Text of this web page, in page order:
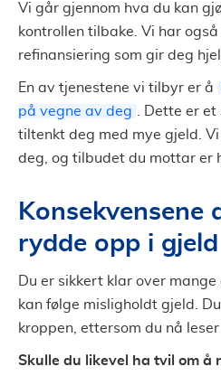
Vi går gjennom hva du kan
kontrollen tilbake. Vi har
refinansiering som gir deg
En av tjenestene vi tilbyr er å
på vegne av deg
. Dette er
tiltenkt deg med mye gjeld.
deg, og tilbudet du mottar er
Konsekvensene
rydde opp i gjeld
Du er sikkert klar over
kan følge misligholdt gjeld.
kroppen, ettersom du nå
Skulle du likevel ha tvil om å